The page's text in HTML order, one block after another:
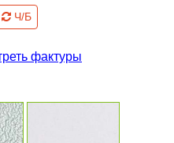
Ч/Б
фактуры